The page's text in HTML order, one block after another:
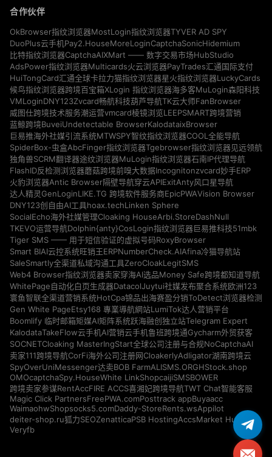
合作伙伴
OkBrowser指纹浏览器MostLogin指纹浏览器TYVER AD SPY
DuoPlus云手机Pay2.HouseMoreLoginCaptchaSonicHidemium
比特指纹浏览器CaptchaAIXMart —— 数字交易市场HubStudio
AdsPower指纹浏览器Multicards火云浏览器PayTrades汇通国际支付
HuiTongCard汇通全球卡拉力猫指纹浏览器星火指纹浏览器LuckyCards
候鸟指纹浏览器跨境百宝箱XLogin 指纹浏览器海多客MuLogin森阳科技
VMLoginDNY123Zvcard畅航科技葫芦导航TK云大师FanBrowser
威图仕跨境技术服务潮运营vmcard棱镜浏览LEEPSMART跨境营销
蓝鲸跨境BuveiUndetectable BrowserKalodataixBrowser
巨易推海外社媒引流系统MTWSPY智纹指纹浏览器COOL全能导航
SpiderBox-虫盒AbcFinger指纹浏览器Tgebrowser指纹浏览器见远领航
独角兽SCRM翻译器途纹浏览器MuLogin指纹浏览器石南IP代理导航
FlashID反检测浏览器蘑菇跨境前嗅大数据Incognitonzvcard妙手ERP
火豹浏览器Antic Browser隔壁导航穿云APIExitAnty风口星导航
达人精灵GenLoginLIKE.TG 跨境软件服务商EpicPWAVision Browser
DNY123创自由AI工具hoax.techLinken Sphere
SocialEcho海外社媒管理Cloaking HouseArbi.StoreDashNull
TKEVO运营导航Dolphin{anty}CosLogin指纹浏览器巨易推科技51mbk
Tiger SMS —— 用于短信验证的虚拟号码RoxyBrowser
Smart BIAI云控系统旺销王ERPNumberCheck.AIAfina冷猫导航站
SaleSmartly全渠道私域沟通工具ZeroCloakLegitSMS
Web4 Browser指纹浏览器卖家穿海AI选品Money Safe跨境都知道导航
WhitePage自动化白页生成器DatacolJuytui社媒发布聚合系统欧洲123
寰鱼智联全渠道营销系统HotCpa锦品出海赛盈分销ToDetect浏览器检测
Gen White PageEtsy168 專業導航網站LumiTok达人营销平台
Boomlify 临时邮箱矩媒AI矩阵系统跃海融创独立站Telegram Expert
KalodataTakeFlow云手机AI营销云手机鲁班跨境通Gycharm外贸获客
SOCNETCloaking MasterIngStart全球公司注册与合规NoCaptchaAI
卖家111跨境导航CorFi海外公司注册网CloakerlyAdligator湖南跨境云
SpyOverUniMessenger达卖BOB FarmALISMS.ORGHStock.shop
OMOcaptchaSpy.HouseWhite LinkShopcaijiSMSBOWER
跨境卖家参谋RentAccFIRE ACCS喜湘妃跨境导航TWT Chat智能客服
Magic Click PartnersFreePWA.comPosttrack appBuyaacc
WaimaohwShopsocks5.comDaddy-StoreRents.wsAppilot
deiter-shop.ru狐力SEOZenatticaPSB HostingAccsMarket Hub
Veryfb